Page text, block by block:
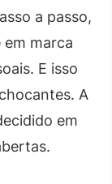
a passo,
marca
E isso
A
em